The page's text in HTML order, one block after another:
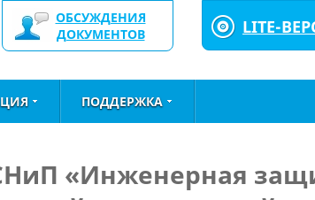
ОБСУЖДЕНИЯ
ДОКУМЕНТОВ
LITE-
ПОДДЕРЖКА
«Инженерная